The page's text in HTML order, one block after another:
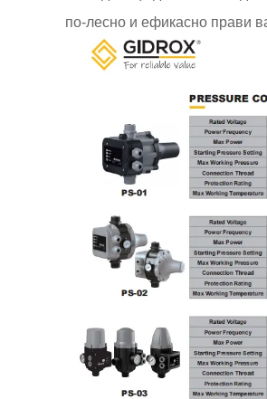
по-лесно и ефикасно прави